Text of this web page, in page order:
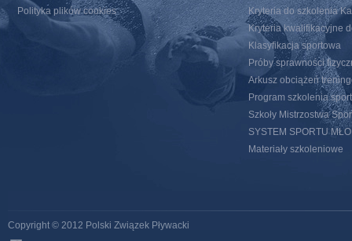
Polityka plików cookies
Kryteria do szkolenia
Kryteria kwalifikacyjne
Klasyfikacja sportowa
Próby sprawności
Arkusz obciążeń
Program szkolenia
Szkoły Mistrzostwa
SYSTEM SPORTU
Materiały szkoleniowe
Copyright © 2012 Polski Związek Pływacki